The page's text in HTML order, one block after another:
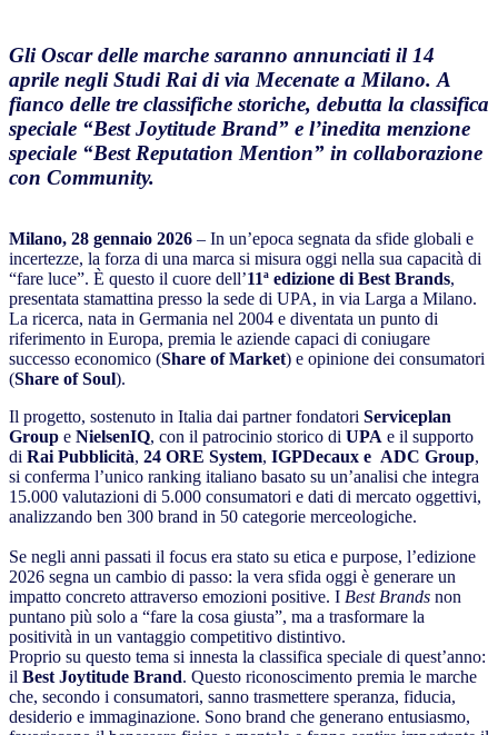
Gli Oscar delle marche saranno annunciati il 14
aprile negli Studi Rai di via Mecenate a Milano. A
fianco delle tre classifiche storiche, debutta la classifica
speciale “Best Joytitude Brand” e l’inedita menzione
speciale “Best Reputation Mention” in collaborazione
con Community.
Milano, 28 gennaio 2026 – In un’epoca segnata da sfide globali e
incertezze, la forza di una marca si misura oggi nella sua capacità di
“fare luce”. È questo il cuore dell’11ª edizione di Best Brands,
presentata stamattina presso la sede di UPA, in via Larga a Milano.
La ricerca, nata in Germania nel 2004 e diventata un punto di
riferimento in Europa, premia le aziende capaci di coniugare
successo economico (Share of Market) e opinione dei consumatori
(Share of Soul).
Il progetto, sostenuto in Italia dai partner fondatori Serviceplan
Group e NielsenIQ, con il patrocinio storico di UPA e il supporto
di Rai Pubblicità, 24 ORE System, IGPDecaux e ADC Group,
si conferma l’unico ranking italiano basato su un’analisi che integra
15.000 valutazioni di 5.000 consumatori e dati di mercato oggettivi,
analizzando ben 300 brand in 50 categorie merceologiche.
Se negli anni passati il focus era stato su etica e purpose, l’edizione
2026 segna un cambio di passo: la vera sfida oggi è generare un
impatto concreto attraverso emozioni positive. I Best Brands non
puntano più solo a “fare la cosa giusta”, ma a trasformare la
positività in un vantaggio competitivo distintivo.
Proprio su questo tema si innesta la classifica speciale di quest’anno:
il Best Joytitude Brand. Questo riconoscimento premia le marche
che, secondo i consumatori, sanno trasmettere speranza, fiducia,
desiderio e immaginazione. Sono brand che generano entusiasmo,